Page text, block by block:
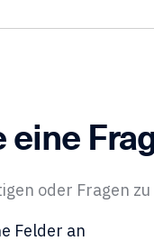
eine
oder Fragen
Felder an